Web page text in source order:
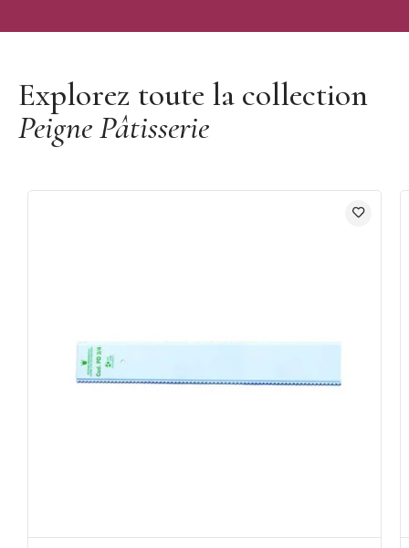
Explorez toute la collection
Peigne Pâtisserie